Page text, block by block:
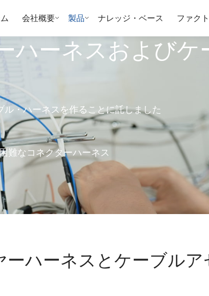
会社概要 製品 ナレッジ・ベース ファク
ハーネスおよび
・ハーネスを作ることに託しました
難なコネクターハーネス
ハーネスとケーブル